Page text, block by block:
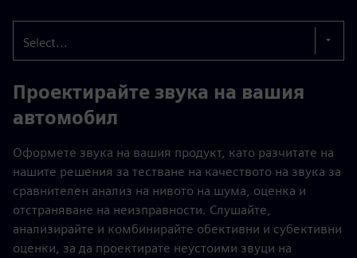
Select...
Проектирайте звука на вашия
автомобил
Оформете звука на вашия продукт, като разчитате на
нашите решения за тестване на качеството на звука за
сравнителен анализ на нивото на шума, оценка и
отстраняване на неизправности. Слушайте,
анализирайте и комбинирайте обективни и субективни
оценки, за да проектирате неустоими звуци на